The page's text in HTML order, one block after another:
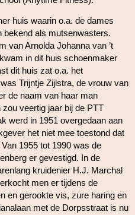
huis waarin o.a. de dames
bekend als mutsenwasters.
van Arnolda Johanna van ’t
in dit huis schoenmaker
dit huis zat o.a. het
Trijntje Zijlstra, de vrouw van
de naam van haar man
veertig jaar bij de PTT
werd in 1951 overgedaan aan
het niet mee toestond dat
1955 tot 1990 was de
er gevestigd. In de
kruidenier H.J. Marchal
men er tijdens de
en gerookte vis, zure haring en
met de Dorpsstraat is nu